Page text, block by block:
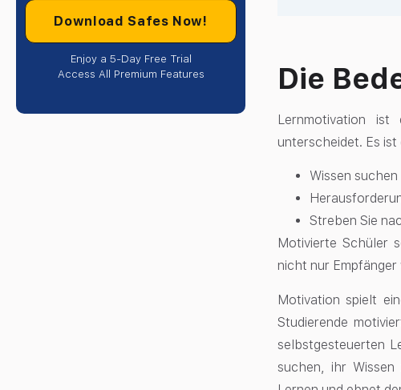
Download Safes Now!
Enjoy a 5-Day Free Trial
Access All Premium Features
Die
Lernmotivation ist
unterscheidet. Es
Wissen suchen
Streben Sie
Motivierte Schüler
nicht nur
Motivation spielt
Studierende
selbstgesteuerten
suchen, ihr